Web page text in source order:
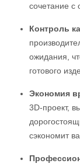
сочетание с
Контроль
ожидания,
готового
Экономия
3D-проект,
сэкономит